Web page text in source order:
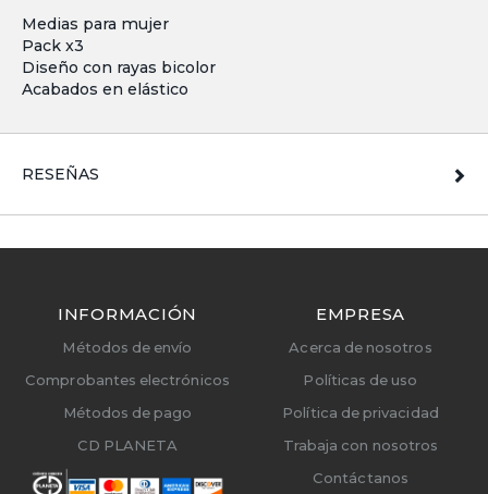
Medias para mujer
Pack x3
Diseño con rayas bicolor
Acabados en elástico
RESEÑAS
INFORMACIÓN
Métodos de envío
Comprobantes electrónicos
Métodos de pago
CD PLANETA
EMPRESA
Acerca de nosotros
Políticas de uso
Política de privacidad
Trabaja con nosotros
Contáctanos